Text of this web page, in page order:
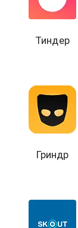
Тиндер
Гриндр